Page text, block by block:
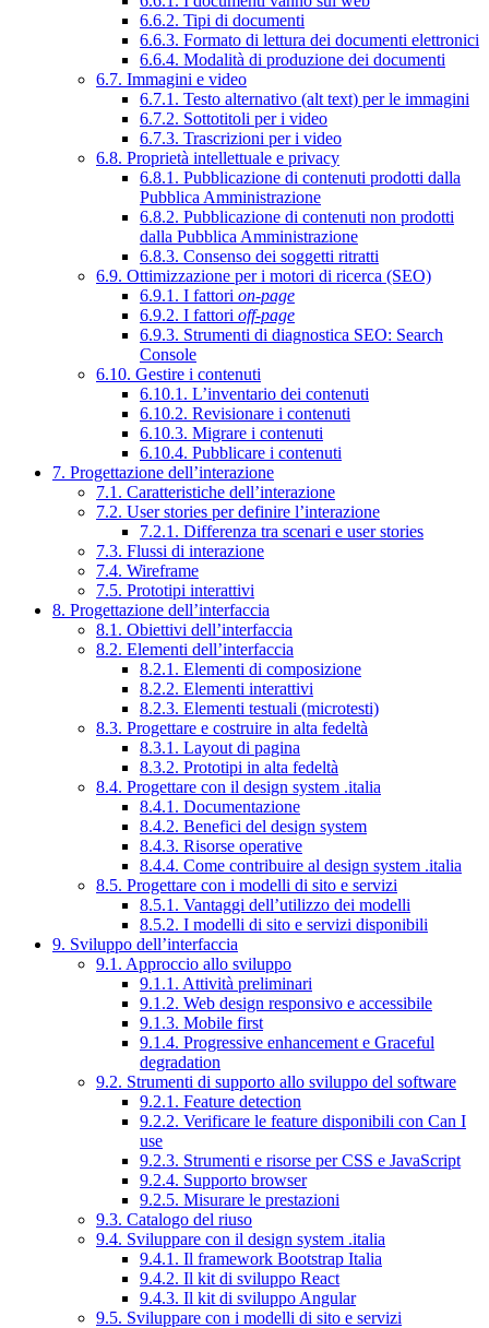
6.6.2. Tipi di documenti
6.6.3. Formato di lettura dei documenti elettronici
6.6.4. Modalità di produzione dei documenti
6.7. Immagini e video
6.7.1. Testo alternativo (alt text) per le immagini
6.7.2. Sottotitoli per i video
6.7.3. Trascrizioni per i video
6.8. Proprietà intellettuale e privacy
6.8.1. Pubblicazione di contenuti prodotti dalla
Pubblica Amministrazione
6.8.2. Pubblicazione di contenuti non prodotti
dalla Pubblica Amministrazione
6.8.3. Consenso dei soggetti ritratti
6.9. Ottimizzazione per i motori di ricerca (SEO)
6.9.1. I fattori on-page
6.9.2. I fattori off-page
6.9.3. Strumenti di diagnostica SEO: Search
Console
6.10. Gestire i contenuti
6.10.1. L’inventario dei contenuti
6.10.2. Revisionare i contenuti
6.10.3. Migrare i contenuti
6.10.4. Pubblicare i contenuti
7. Progettazione dell’interazione
7.1. Caratteristiche dell’interazione
7.2. User stories per definire l’interazione
7.2.1. Differenza tra scenari e user stories
7.3. Flussi di interazione
7.4. Wireframe
7.5. Prototipi interattivi
8. Progettazione dell’interfaccia
8.1. Obiettivi dell’interfaccia
8.2. Elementi dell’interfaccia
8.2.1. Elementi di composizione
8.2.2. Elementi interattivi
8.2.3. Elementi testuali (microtesti)
8.3. Progettare e costruire in alta fedeltà
8.3.1. Layout di pagina
8.3.2. Prototipi in alta fedeltà
8.4. Progettare con il design system .italia
8.4.1. Documentazione
8.4.2. Benefici del design system
8.4.3. Risorse operative
8.4.4. Come contribuire al design system .italia
8.5. Progettare con i modelli di sito e servizi
8.5.1. Vantaggi dell’utilizzo dei modelli
8.5.2. I modelli di sito e servizi disponibili
9. Sviluppo dell’interfaccia
9.1. Approccio allo sviluppo
9.1.1. Attività preliminari
9.1.2. Web design responsivo e accessibile
9.1.3. Mobile first
9.1.4. Progressive enhancement e Graceful
degradation
9.2. Strumenti di supporto allo sviluppo del software
9.2.1. Feature detection
9.2.2. Verificare le feature disponibili con Can I
use
9.2.3. Strumenti e risorse per CSS e JavaScript
9.2.4. Supporto browser
9.2.5. Misurare le prestazioni
9.3. Catalogo del riuso
9.4. Sviluppare con il design system .italia
9.4.1. Il framework Bootstrap Italia
9.4.2. Il kit di sviluppo React
9.4.3. Il kit di sviluppo Angular
9.5. Sviluppare con i modelli di sito e servizi